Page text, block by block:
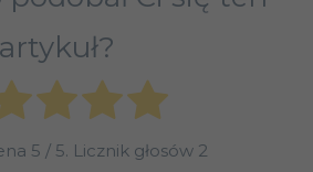
Panini
Panini. Włoska marka
kolekcję na World Cup
artykuł?
5 / 5. Licznik głosów 2